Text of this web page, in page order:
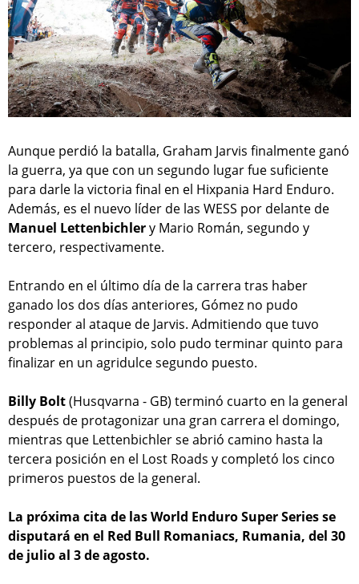
Aunque perdió la batalla, Graham Jarvis finalmente ganó
la guerra, ya que con un segundo lugar fue suficiente
para darle la victoria final en el Hixpania Hard Enduro.
Además, es el nuevo líder de las WESS por delante de
Manuel Lettenbichlery Mario Román, segundo y
tercero, respectivamente.
Entrando en el último día de la carrera tras haber
ganado los dos días anteriores, Gómez no pudo
responder al ataque de Jarvis. Admitiendo que tuvo
problemas al principio, solo pudo terminar quinto para
finalizar en un agridulce segundo puesto.
Billy Bolt(Husqvarna - GB) terminó cuarto en la general
después de protagonizar una gran carrera el domingo,
mientras que Lettenbichler se abrió camino hasta la
tercera posición en el Lost Roads y completó los cinco
primeros puestos de la general.
La próxima cita de las World Enduro Super Series se
disputará en el Red Bull Romaniacs, Rumania, del 30
de julio al 3 de agosto.